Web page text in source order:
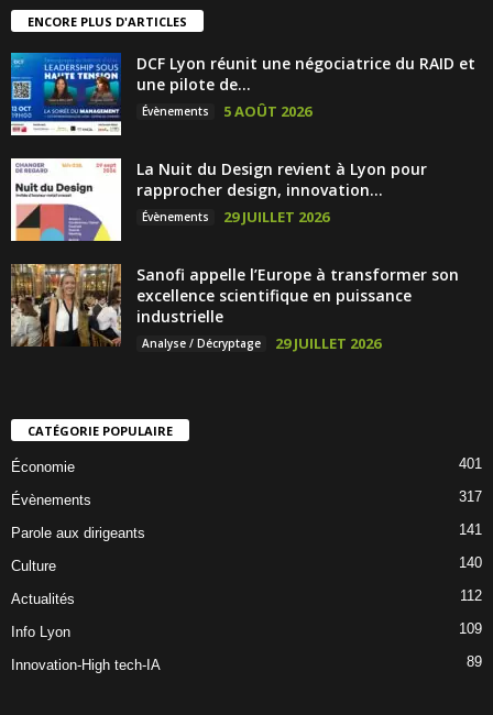
ENCORE PLUS D'ARTICLES
DCF Lyon réunit une négociatrice du RAID et
une pilote de...
Évènements 5 AOÛT 2026
La Nuit du Design revient à Lyon pour
rapprocher design, innovation...
Évènements 29 JUILLET 2026
Sanofi appelle l’Europe à transformer son
excellence scientifique en puissance
industrielle
Analyse / Décryptage 29 JUILLET 2026
CATÉGORIE POPULAIRE
Économie 401
Évènements 317
Parole aux dirigeants 141
Culture 140
Actualités 112
Info Lyon 109
Innovation-High tech-IA 89